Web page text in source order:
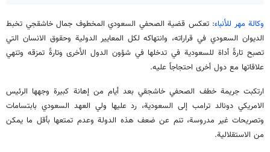
وكالة مهر للأنباء: تعكس قضية الصحفي السعودي المخطوف جمال خاشقجي تخبط
الديوان السعودي في قراراته، وانتهاكه لكل المعايير الدولية وحقوق الانسان التي
تصبح تارةً أداة للسعودية في تدخلها في شؤون الدول الأخرى وتارةً تمزقه وتنهي
علاقاتها مع دول أخرى احتجاجاً عليه.
ارتكبت جريمة خطف الصحفي خاشجقي بعد أيام من إهانة كبيرة وجهها الرئيس
الامريكي دونالد ترامب إلى السعودية، رد عليها ولي العهد السعودي بابتسامات
وتصريحات غير مدروسة، تنم عن ضعف هذه الدولة وعدم تمتعها بأقل ما يمكن
من الاستقلالية.